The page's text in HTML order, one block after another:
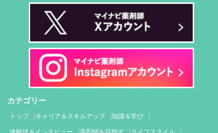
カテゴリー
トップ キャリア＆スキルアップ 知識＆学び